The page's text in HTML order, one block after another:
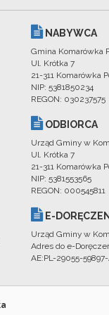
NABYWCA
Gmina Komarówka
Ul. Krótka 7
21-311 Komarówka
NIP: 5381850234
REGON: 030237575
ODBIORCA
Urząd Gminy w
Ul. Krótka 7
21-311 Komarówka
NIP: 5381553565
REGON: 000545811
E-
Urząd Gminy w
Adres do e-
AE:PL-29055-